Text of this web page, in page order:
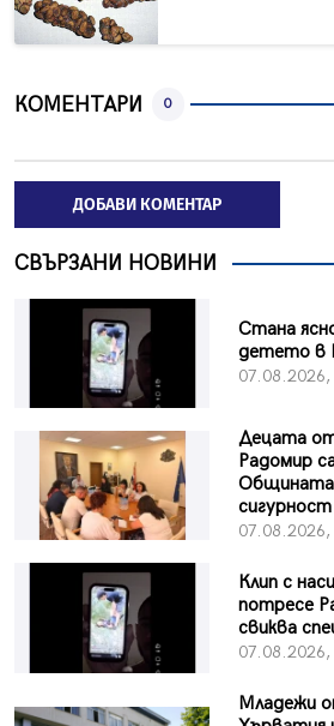
КОМЕНТАРИ 0
ДОБАВИ КОМЕНТАР
СВЪРЗАНИ НОВИНИ
Стана
детето в
Децата от
Радомир
Общината
Клип с
потресе
свиква
Младежи